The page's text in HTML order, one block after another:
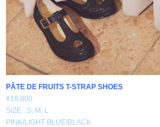
PÂTE DE FRUITS T-STRAP SHOES
¥18,800
SIZE : S, M, L
PINK/LIGHT BLUE/BLACK